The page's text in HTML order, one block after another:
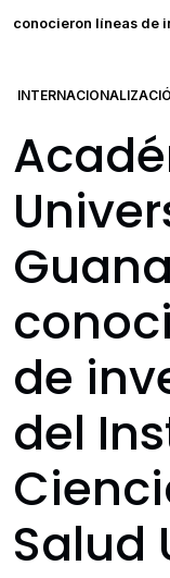
conocieron líneas de
de
del
Salud